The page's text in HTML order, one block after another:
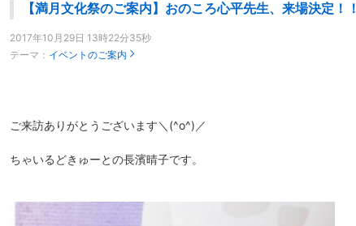
【満月文化祭のご案内】おのころ心平先生、来場決定！！
2017年10月29日 13時22分35秒
テーマ： イベントのご案内
ご来訪ありがとうございます＼(^o^)／
ちゃいるどきゅーとの長濱晴子です。